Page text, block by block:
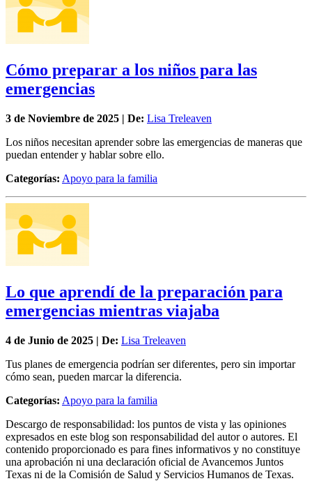
Cómo preparar a los niños para las
emergencias
3 de Noviembre de 2025 | De: Lisa Treleaven
Los niños necesitan aprender sobre las emergencias de maneras que
puedan entender y hablar sobre ello.
Categorías: Apoyo para la familia
Lo que aprendí de la preparación para
emergencias mientras viajaba
4 de Junio de 2025 | De: Lisa Treleaven
Tus planes de emergencia podrían ser diferentes, pero sin importar
cómo sean, pueden marcar la diferencia.
Categorías: Apoyo para la familia
Descargo de responsabilidad: los puntos de vista y las opiniones
expresados en este blog son responsabilidad del autor o autores. El
contenido proporcionado es para fines informativos y no constituye
una aprobación ni una declaración oficial de Avancemos Juntos
Texas ni de la Comisión de Salud y Servicios Humanos de Texas.